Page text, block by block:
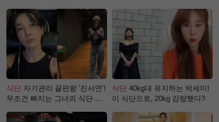
식단 자기관리 끝판왕 '진서연'!
무조건 빠지는 그녀의 식단 정
식단 40kg대 유지하는 박세미!
이 식단으로, 20kg 감량했다?